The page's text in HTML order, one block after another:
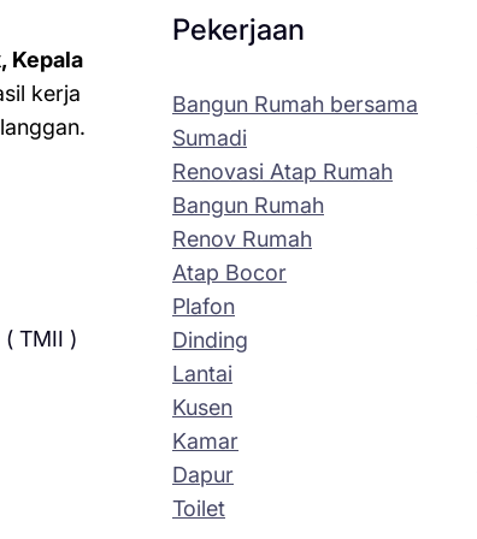
Kepala
kerja
TMII )
Pekerjaan
Bangun Rumah bersama
Sumadi
Renovasi Atap Rumah
Bangun Rumah
Renov Rumah
Atap Bocor
Plafon
Dinding
Lantai
Kusen
Kamar
Dapur
Toilet